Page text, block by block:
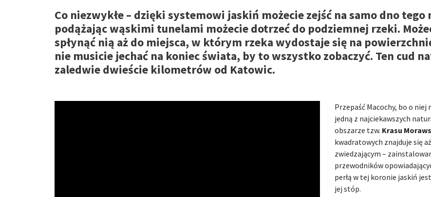
Co niezwykłe – dzięki systemowi jaskiń możecie zejść na samo dno
podążając wąskimi tunelami możecie dotrzeć do podziemnej rzeki.
spłynąć nią aż do miejsca, w którym rzeka wydostaje się na
nie musicie jechać na koniec świata, by to wszystko zobaczyć. Ten cud
zaledwie dwieście kilometrów od Katowic.
Przepaść Macochy, bo o niej
jedną z najciekawszych
obszarze tzw. Krasu
kwadratowych znajduje się
zwiedzającym –
przewodników
perłą w tej koronie jaskiń jest
jej stóp.